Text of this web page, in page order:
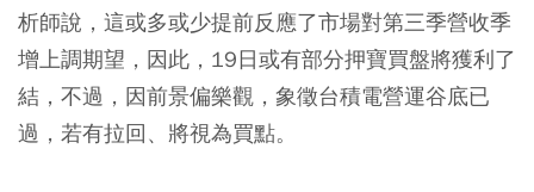
析師說，這或多或少提前反應了市場對第三季營收季
增上調期望，因此，19日或有部分押寶買盤將獲利了
結，不過，因前景偏樂觀，象徵台積電營運谷底已
過，若有拉回、將視為買點。